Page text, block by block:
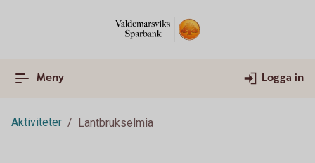
Meny Logga in
Aktiviteter Lantbrukselmia